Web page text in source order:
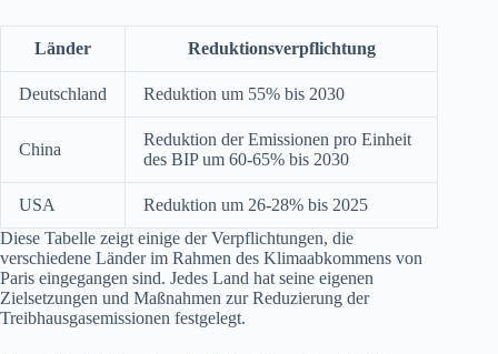
Länder Reduktionsverpflichtung
Deutschland Reduktion um 55% bis 2030
China
Reduktion der Emissionen pro Einheit
des BIP um 60-65% bis 2030
USA
Reduktion um 26-28% bis 2025
Diese Tabelle zeigt einige der Verpflichtungen, die
verschiedene Länder im Rahmen des Klimaabkommens von
Paris eingegangen sind. Jedes Land hat seine eigenen
Zielsetzungen und Maßnahmen zur Reduzierung der
Treibhausgasemissionen festgelegt.